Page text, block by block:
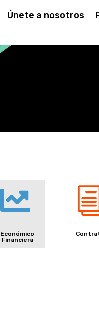
Únete a nosotros

Económico
Financiera